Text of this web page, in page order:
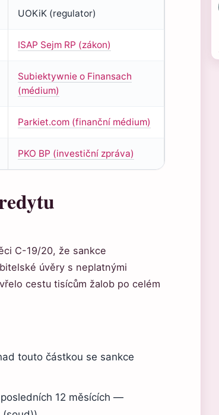
UOKiK (regulator)
ISAP Sejm RP (zákon)
Subiektywnie o Finansach
(médium)
Parkiet.com (finanční médium)
PKO BP (investiční zpráva)
C-19/20, že sankce
úvěry s neplatnými
cestu tisícům žalob po celém
touto částkou se sankce
12 měsících —